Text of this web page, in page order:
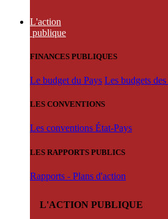
L'action
publique
FINANCES PUBLIQUES
Le budget du Pays Les budgets
LES CONVENTIONS
Les conventions État-Pays
LES RAPPORTS PUBLICS
Rapports - Plans d'action
L'ACTION PUBLIQUE